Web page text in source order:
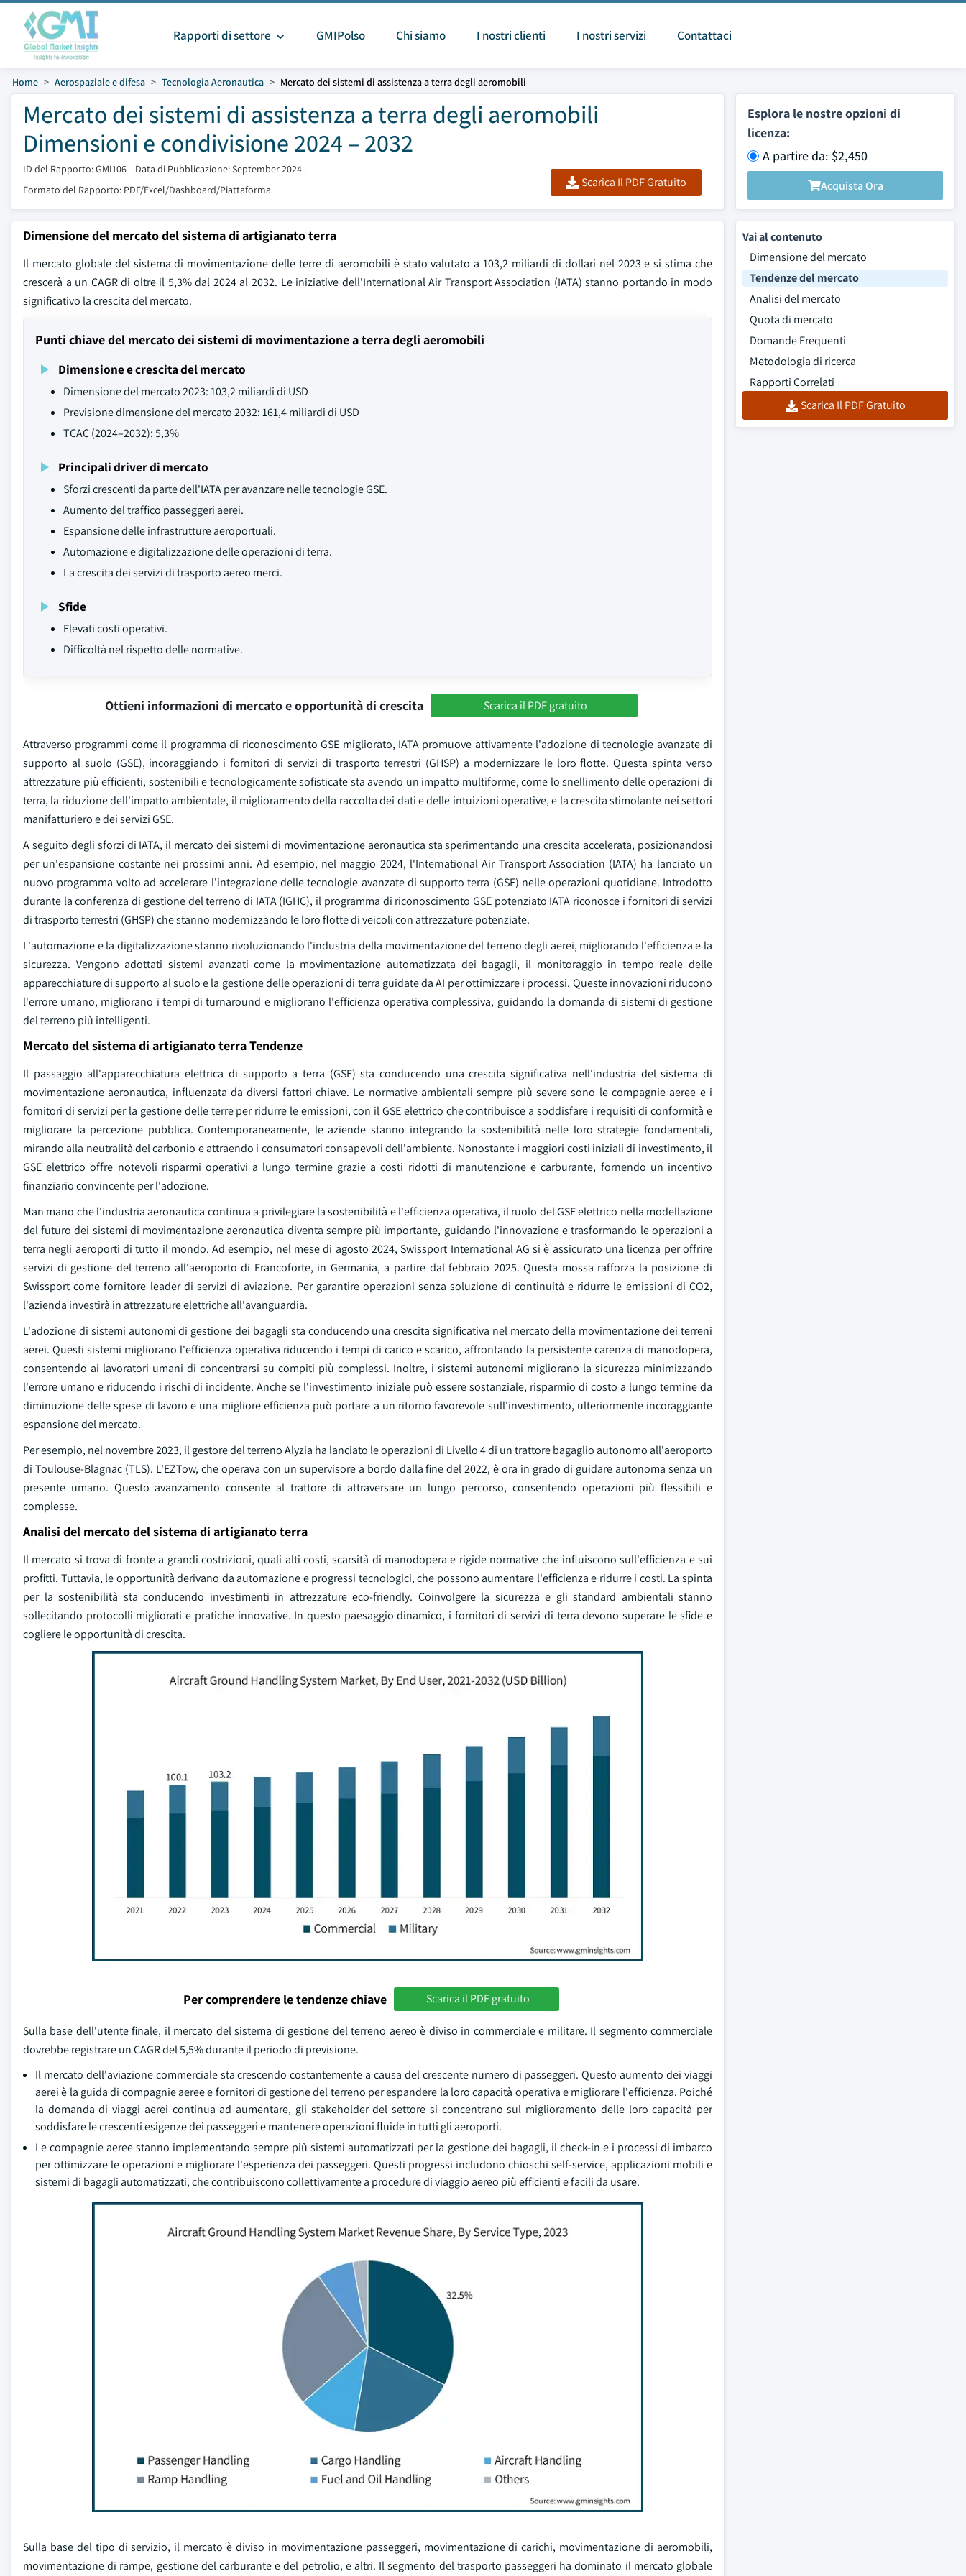
Rapporti di settore GMIPolso Chi siamo I nostri clienti I nostri servizi Contattaci
Home Aerospaziale e difesa Tecnologia Aeronautica Mercato dei sistemi di assistenza a terra degli aeromobili
Mercato dei sistemi di assistenza a terra degli aeromobili
Dimensioni e condivisione 2024 – 2032
ID del Rapporto: GMI106 |Data di Pubblicazione: September 2024 |
Formato del Rapporto: PDF/Excel/Dashboard/Piattaforma
Scarica Il PDF Gratuito
Esplora le nostre opzioni di
licenza:
A partire da: $2,450
Acquista Ora
Dimensione del mercato del sistema di artigianato terra
Il mercato globale del sistema di movimentazione delle terre di aeromobili è stato valutato a 103,2 miliardi di dollari nel 2023 e si stima che
crescerà a un CAGR di oltre il 5,3% dal 2024 al 2032. Le iniziative dell'International Air Transport Association (IATA) stanno portando in modo
significativo la crescita del mercato.
Punti chiave del mercato dei sistemi di movimentazione a terra degli aeromobili
Dimensione e crescita del mercato
Dimensione del mercato 2023: 103,2 miliardi di USD
Previsione dimensione del mercato 2032: 161,4 miliardi di USD
TCAC (2024–2032): 5,3%
Principali driver di mercato
Sforzi crescenti da parte dell'IATA per avanzare nelle tecnologie GSE.
Aumento del traffico passeggeri aerei.
Espansione delle infrastrutture aeroportuali.
Automazione e digitalizzazione delle operazioni di terra.
La crescita dei servizi di trasporto aereo merci.
Sfide
Elevati costi operativi.
Difficoltà nel rispetto delle normative.
Ottieni informazioni di mercato e opportunità di crescita Scarica il PDF gratuito
Attraverso programmi come il programma di riconoscimento GSE migliorato, IATA promuove attivamente l'adozione di tecnologie avanzate di
supporto al suolo (GSE), incoraggiando i fornitori di servizi di trasporto terrestri (GHSP) a modernizzare le loro flotte. Questa spinta verso
attrezzature più efficienti, sostenibili e tecnologicamente sofisticate sta avendo un impatto multiforme, come lo snellimento delle operazioni di
terra, la riduzione dell'impatto ambientale, il miglioramento della raccolta dei dati e delle intuizioni operative, e la crescita stimolante nei settori
manifatturiero e dei servizi GSE.
A seguito degli sforzi di IATA, il mercato dei sistemi di movimentazione aeronautica sta sperimentando una crescita accelerata, posizionandosi
per un'espansione costante nei prossimi anni. Ad esempio, nel maggio 2024, l'International Air Transport Association (IATA) ha lanciato un
nuovo programma volto ad accelerare l'integrazione delle tecnologie avanzate di supporto terra (GSE) nelle operazioni quotidiane. Introdotto
durante la conferenza di gestione del terreno di IATA (IGHC), il programma di riconoscimento GSE potenziato IATA riconosce i fornitori di servizi
di trasporto terrestri (GHSP) che stanno modernizzando le loro flotte di veicoli con attrezzature potenziate.
L'automazione e la digitalizzazione stanno rivoluzionando l'industria della movimentazione del terreno degli aerei, migliorando l'efficienza e la
sicurezza. Vengono adottati sistemi avanzati come la movimentazione automatizzata dei bagagli, il monitoraggio in tempo reale delle
apparecchiature di supporto al suolo e la gestione delle operazioni di terra guidate da AI per ottimizzare i processi. Queste innovazioni riducono
l'errore umano, migliorano i tempi di turnaround e migliorano l'efficienza operativa complessiva, guidando la domanda di sistemi di gestione
del terreno più intelligenti.
Mercato del sistema di artigianato terra Tendenze
Il passaggio all'apparecchiatura elettrica di supporto a terra (GSE) sta conducendo una crescita significativa nell'industria del sistema di
movimentazione aeronautica, influenzata da diversi fattori chiave. Le normative ambientali sempre più severe sono le compagnie aeree e i
fornitori di servizi per la gestione delle terre per ridurre le emissioni, con il GSE elettrico che contribuisce a soddisfare i requisiti di conformità e
migliorare la percezione pubblica. Contemporaneamente, le aziende stanno integrando la sostenibilità nelle loro strategie fondamentali,
mirando alla neutralità del carbonio e attraendo i consumatori consapevoli dell'ambiente. Nonostante i maggiori costi iniziali di investimento, il
GSE elettrico offre notevoli risparmi operativi a lungo termine grazie a costi ridotti di manutenzione e carburante, fornendo un incentivo
finanziario convincente per l'adozione.
Man mano che l'industria aeronautica continua a privilegiare la sostenibilità e l'efficienza operativa, il ruolo del GSE elettrico nella modellazione
del futuro dei sistemi di movimentazione aeronautica diventa sempre più importante, guidando l'innovazione e trasformando le operazioni a
terra negli aeroporti di tutto il mondo. Ad esempio, nel mese di agosto 2024, Swissport International AG si è assicurato una licenza per offrire
servizi di gestione del terreno all'aeroporto di Francoforte, in Germania, a partire dal febbraio 2025. Questa mossa rafforza la posizione di
Swissport come fornitore leader di servizi di aviazione. Per garantire operazioni senza soluzione di continuità e ridurre le emissioni di CO2,
l'azienda investirà in attrezzature elettriche all'avanguardia.
L'adozione di sistemi autonomi di gestione dei bagagli sta conducendo una crescita significativa nel mercato della movimentazione dei terreni
aerei. Questi sistemi migliorano l'efficienza operativa riducendo i tempi di carico e scarico, affrontando la persistente carenza di manodopera,
consentendo ai lavoratori umani di concentrarsi su compiti più complessi. Inoltre, i sistemi autonomi migliorano la sicurezza minimizzando
l'errore umano e riducendo i rischi di incidente. Anche se l'investimento iniziale può essere sostanziale, risparmio di costo a lungo termine da
diminuzione delle spese di lavoro e una migliore efficienza può portare a un ritorno favorevole sull'investimento, ulteriormente incoraggiante
espansione del mercato.
Per esempio, nel novembre 2023, il gestore del terreno Alyzia ha lanciato le operazioni di Livello 4 di un trattore bagaglio autonomo all'aeroporto
di Toulouse-Blagnac (TLS). L'EZTow, che operava con un supervisore a bordo dalla fine del 2022, è ora in grado di guidare autonoma senza un
presente umano. Questo avanzamento consente al trattore di attraversare un lungo percorso, consentendo operazioni più flessibili e
complesse.
Analisi del mercato del sistema di artigianato terra
Il mercato si trova di fronte a grandi costrizioni, quali alti costi, scarsità di manodopera e rigide normative che influiscono sull'efficienza e sui
profitti. Tuttavia, le opportunità derivano da automazione e progressi tecnologici, che possono aumentare l'efficienza e ridurre i costi. La spinta
per la sostenibilità sta conducendo investimenti in attrezzature eco-friendly. Coinvolgere la sicurezza e gli standard ambientali stanno
sollecitando protocolli migliorati e pratiche innovative. In questo paesaggio dinamico, i fornitori di servizi di terra devono superare le sfide e
cogliere le opportunità di crescita.
Per comprendere le tendenze chiave Scarica il PDF gratuito
Sulla base dell'utente finale, il mercato del sistema di gestione del terreno aereo è diviso in commerciale e militare. Il segmento commerciale
dovrebbe registrare un CAGR del 5,5% durante il periodo di previsione.
Il mercato dell'aviazione commerciale sta crescendo costantemente a causa del crescente numero di passeggeri. Questo aumento dei viaggi
aerei è la guida di compagnie aeree e fornitori di gestione del terreno per espandere la loro capacità operativa e migliorare l'efficienza. Poiché
la domanda di viaggi aerei continua ad aumentare, gli stakeholder del settore si concentrano sul miglioramento delle loro capacità per
soddisfare le crescenti esigenze dei passeggeri e mantenere operazioni fluide in tutti gli aeroporti.
Le compagnie aeree stanno implementando sempre più sistemi automatizzati per la gestione dei bagagli, il check-in e i processi di imbarco
per ottimizzare le operazioni e migliorare l'esperienza dei passeggeri. Questi progressi includono chioschi self-service, applicazioni mobili e
sistemi di bagagli automatizzati, che contribuiscono collettivamente a procedure di viaggio aereo più efficienti e facili da usare.
Sulla base del tipo di servizio, il mercato è diviso in movimentazione passeggeri, movimentazione di carichi, movimentazione di aeromobili,
movimentazione di rampe, gestione del carburante e del petrolio, e altri. Il segmento del trasporto passeggeri ha dominato il mercato globale
Vai al contenuto
Dimensione del mercato
Tendenze del mercato
Analisi del mercato
Quota di mercato
Domande Frequenti
Metodologia di ricerca
Rapporti Correlati
Scarica Il PDF Gratuito